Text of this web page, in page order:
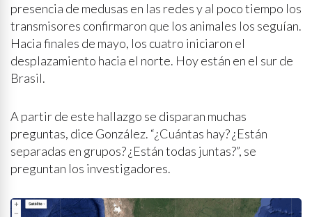
presencia de medusas en las redes y al poco tiempo los
transmisores confirmaron que los animales los seguían.
Hacia finales de mayo, los cuatro iniciaron el
desplazamiento hacia el norte. Hoy están en el sur de
Brasil.
A partir de este hallazgo se disparan muchas
preguntas, dice González. “¿Cuántas hay? ¿Están
separadas en grupos? ¿Están todas juntas?”, se
preguntan los investigadores.